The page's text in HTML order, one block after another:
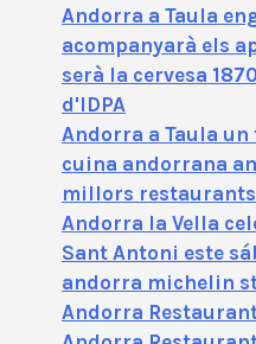
Andorra a Taula
acompanyarà els
serà la cervesa
d'IDPA
Andorra a Taula
cuina andorrana
millors
Andorra la Vella
Sant Antoni este
andorra michelin
Andorra